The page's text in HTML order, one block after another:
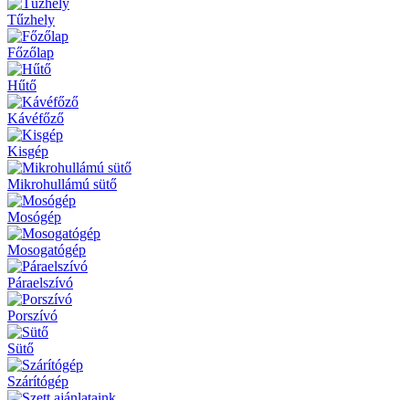
Tűzhely
Főzőlap
Hűtő
Kávéfőző
Kisgép
Mikrohullámú sütő
Mosógép
Mosogatógép
Páraelszívó
Porszívó
Sütő
Szárítógép